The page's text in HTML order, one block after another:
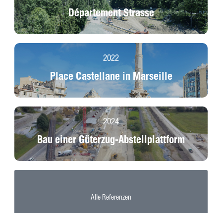
Département Strasse
2022
Place Castellane in Marseille
2024
Bau einer Güterzug-Abstellplattform
Alle Referenzen